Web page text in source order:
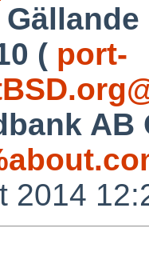
( port-
AB
2014